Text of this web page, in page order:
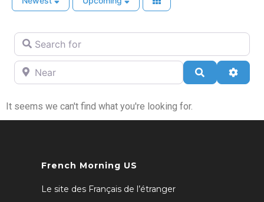
Search for
Near
Search
It seems we can't find what you're looking for.
French Morning US
Le site des Français de l’étranger